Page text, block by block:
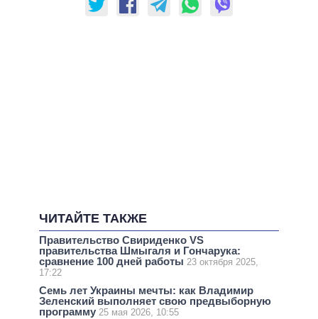
ЧИТАЙТЕ ТАКЖЕ
Правительство Свириденко VS
правительства Шмыгаля и Гончарука:
сравнение 100 дней работы 23 октября 2025,
17:22
Семь лет Украины мечты: как Владимир
Зеленский выполняет свою предвыборную
программу 25 мая 2026, 10:55